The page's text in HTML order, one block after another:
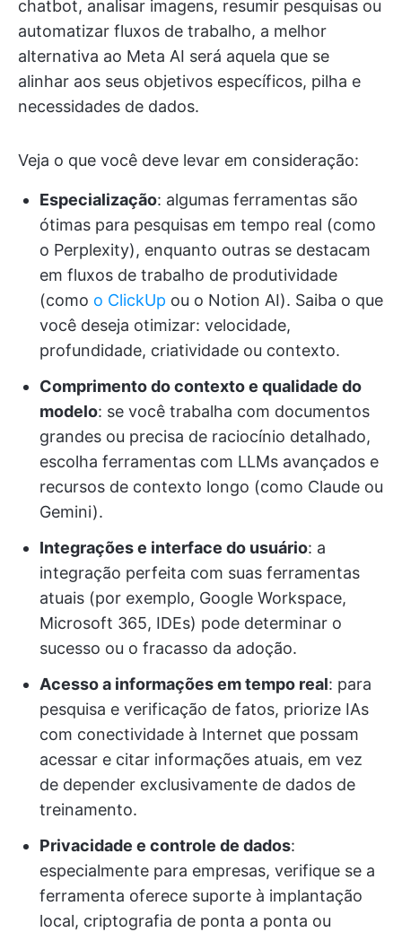
chatbot, analisar imagens, resumir pesquisas ou
automatizar fluxos de trabalho, a melhor
alternativa ao Meta AI será aquela que se
alinhar aos seus objetivos específicos, pilha e
necessidades de dados.
Veja o que você deve levar em consideração:
Especialização: algumas ferramentas são
ótimas para pesquisas em tempo real (como
o Perplexity), enquanto outras se destacam
em fluxos de trabalho de produtividade
(como o ClickUp ou o Notion AI). Saiba o que
você deseja otimizar: velocidade,
profundidade, criatividade ou contexto.
Comprimento do contexto e qualidade do
modelo: se você trabalha com documentos
grandes ou precisa de raciocínio detalhado,
escolha ferramentas com LLMs avançados e
recursos de contexto longo (como Claude ou
Gemini).
Integrações e interface do usuário: a
integração perfeita com suas ferramentas
atuais (por exemplo, Google Workspace,
Microsoft 365, IDEs) pode determinar o
sucesso ou o fracasso da adoção.
Acesso a informações em tempo real: para
pesquisa e verificação de fatos, priorize IAs
com conectividade à Internet que possam
acessar e citar informações atuais, em vez
de depender exclusivamente de dados de
treinamento.
Privacidade e controle de dados:
especialmente para empresas, verifique se a
ferramenta oferece suporte à implantação
local, criptografia de ponta a ponta ou